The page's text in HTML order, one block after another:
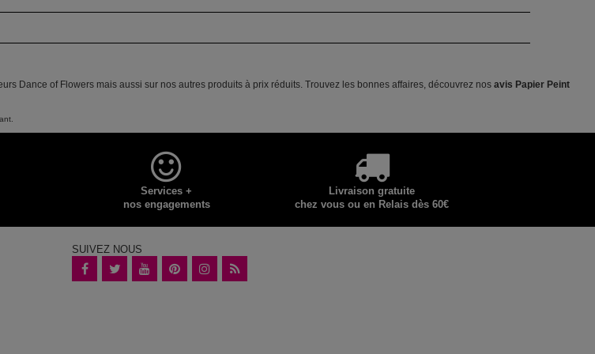
Dance of Flowers mais aussi sur nos autres produits à prix réduits. Trouvez les bonnes affaires, découvrez nos avis Papier Peint
Services +
nos engagements
Livraison gratuite
chez vous ou en Relais dès 60€
SUIVEZ NOUS